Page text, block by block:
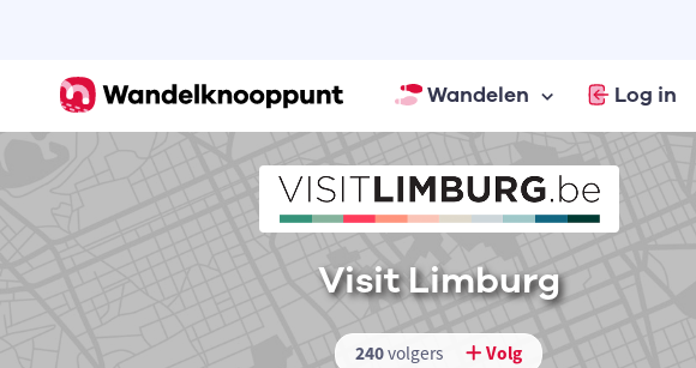
Wandelen Log in
Visit Limburg
240volgers Volg